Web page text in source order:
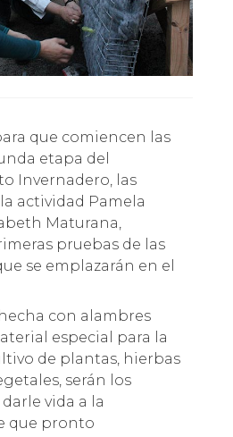
etapa del
Invernadero, las
actividad Pamela
Maturana,
pruebas de las
se emplazarán en el
con alambres
especial para la
de plantas, hierbas
serán los
vida a la
que pronto